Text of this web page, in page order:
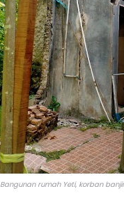
Bangunan rumah Yeti, korban